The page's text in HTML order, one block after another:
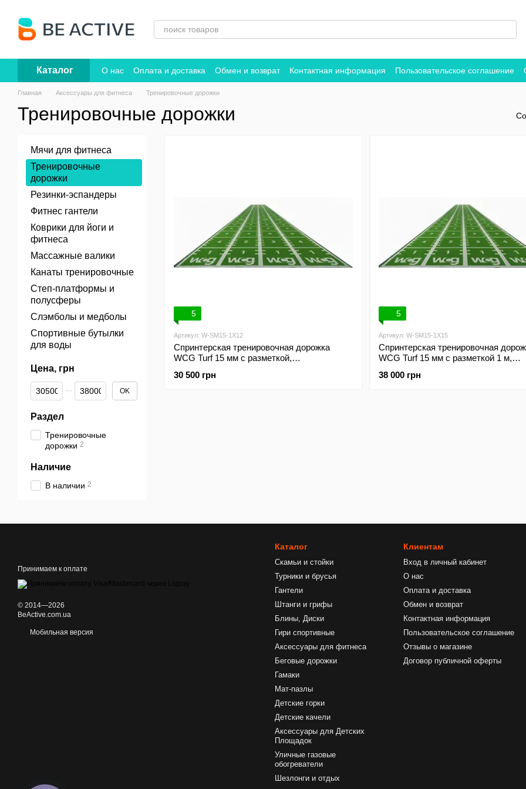
Каталог О нас Оплата и доставка Обмен и возврат Контактная информация Пользовательское соглашение
Договор публичной оферты
Главная Аксессуары для фитнеса Тренировочные дорожки
Тренировочные дорожки
5
Артикул: W-SM15-1X12
Спринтерская тренировочная дорожка
WCG Turf 15 мм с разметкой,
30 500 грн
5
Артикул: W-SM15-1X15
Спринтерская тренировочная
WCG Turf 15 мм с разметкой 1 м,
38 000 грн
Мячи для фитнеса
Тренировочные
дорожки
Резинки-эспандеры
Фитнес гантели
Коврики для йоги и
фитнеса
Массажные валики
Канаты тренировочные
Степ-платформы и
полусферы
Слэмболы и медболы
Спортивные бутылки
для воды
Цена, грн
От Цена, грн
До Цена, грн OK
Раздел
Тренировочные
дорожки 2
Наличие
В наличии 2
Принимаем к оплате
© 2014—2026
BeActive.com.ua
Мобильная версия
Каталог
Скамьи и стойки
Турники и брусья
Гантели
Штанги и грифы
Блины, Диски
Гири спортивные
Аксессуары для фитнеса
Беговые дорожки
Гамаки
Мат-пазлы
Детские горки
Детские качели
Аксессуары для Детских
Площадок
Уличные газовые
обогреватели
Шезлонги и отдых
Клиентам
Вход в личный кабинет
О нас
Оплата и доставка
Обмен и возврат
Контактная информация
Пользовательское соглашение
Отзывы о магазине
Договор публичной оферты